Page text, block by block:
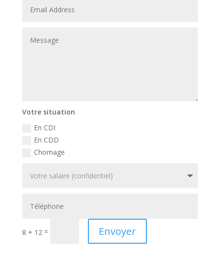
Votre situation
En CDI
En CDD
Chomage
8 + 12 = Envoyer